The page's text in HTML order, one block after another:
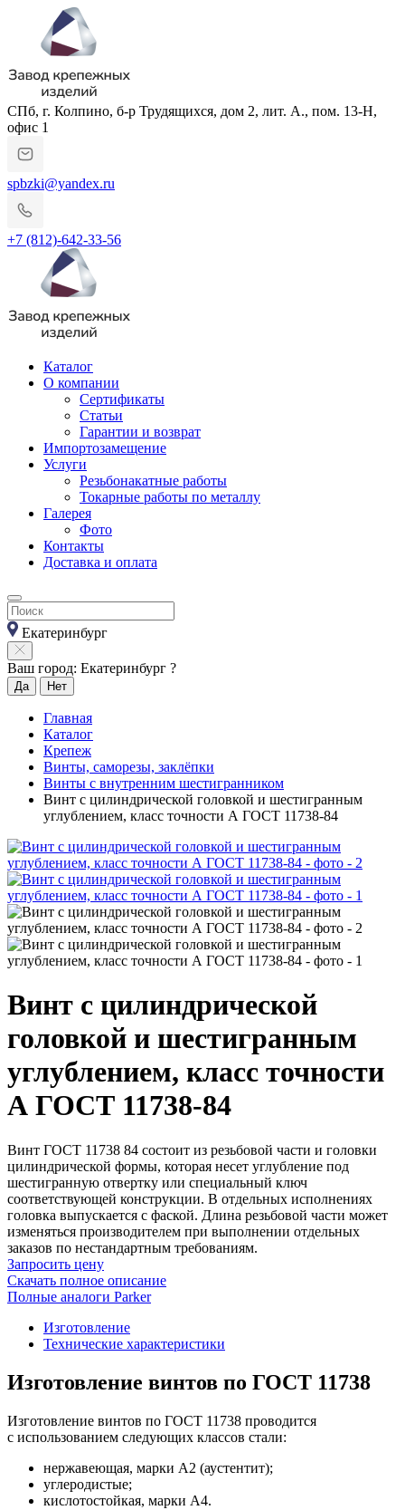
СПб, г. Колпино, б-р Трудящихся, дом 2, лит. А., пом. 13-Н,
офис 1
spbzki@yandex.ru
+7 (812)-642-33-56
Каталог
О компании
Сертификаты
Статьи
Гарантии и возврат
Импортозамещение
Услуги
Резьбонакатные работы
Токарные работы по металлу
Галерея
Фото
Контакты
Доставка и оплата
Екатеринбург
Ваш город: Екатеринбург ?
Да Нет
Главная
Каталог
Крепеж
Винты, саморезы, заклёпки
Винты с внутренним шестигранником
Винт с цилиндрической головкой и шестигранным
углублением, класс точности А ГОСТ 11738-84
Винт с цилиндрической
головкой и шестигранным
углублением, класс точности
А ГОСТ 11738-84
Винт ГОСТ 11738 84 состоит из резьбовой части и головки
цилиндрической формы, которая несет углубление под
шестигранную отвертку или специальный ключ
соответствующей конструкции. В отдельных исполнениях
головка выпускается с фаской. Длина резьбовой части может
изменяться производителем при выполнении отдельных
заказов по нестандартным требованиям.
Запросить цену
Скачать полное описание
Полные аналоги Parker
Изготовление
Технические характеристики
Изготовление винтов по ГОСТ 11738
Изготовление винтов по ГОСТ 11738 проводится
с использованием следующих классов стали:
нержавеющая, марки А2 (аустентит);
углеродистые;
кислотостойкая, марки А4.